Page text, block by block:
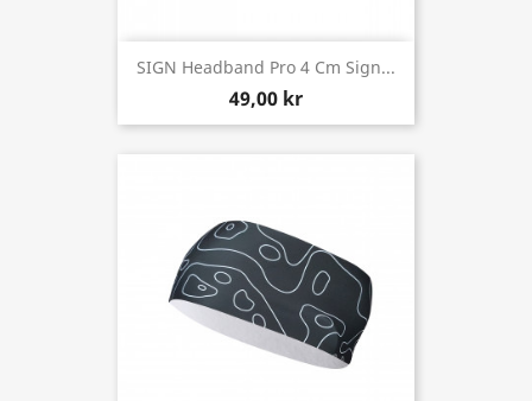
SIGN Headband Pro 4 Cm Sign...
49,00 kr